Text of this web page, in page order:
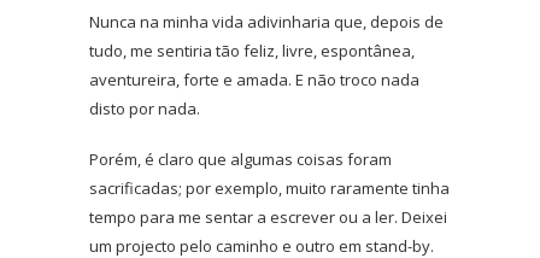
Nunca na minha vida adivinharia que, depois de
tudo, me sentiria tão feliz, livre, espontânea,
aventureira, forte e amada. E não troco nada
disto por nada.
Porém, é claro que algumas coisas foram
sacrificadas; por exemplo, muito raramente tinha
tempo para me sentar a escrever ou a ler. Deixei
um projecto pelo caminho e outro em stand-by.